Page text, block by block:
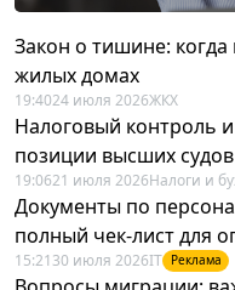
Закон о тишине:
жилых домах
19:4024 июля 2026ЖКХ
Налоговый контроль
позиции высших судов
19:0621 июля 2026Налоги и
Документы по
полный чек-лист для
15:21 30 июля 2026IT Реклама